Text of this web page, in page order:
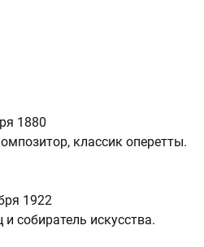
1880
классик оперетты.
1922
собиратель искусства.